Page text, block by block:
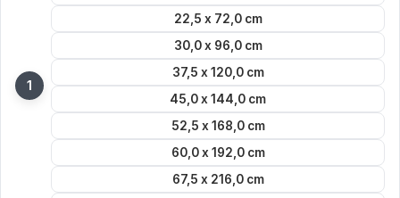
22,5 x 72,0 cm
30,0 x 96,0 cm
37,5 x 120,0 cm
45,0 x 144,0 cm
52,5 x 168,0 cm
60,0 x 192,0 cm
67,5 x 216,0 cm